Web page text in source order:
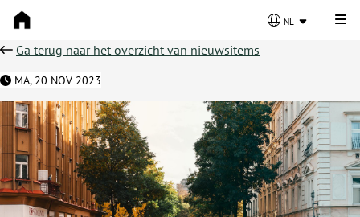
nl
Ga terug naar het overzicht van nieuwsitems
MA, 20 NOV 2023